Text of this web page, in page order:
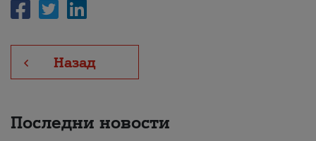
Назад
Последни новости